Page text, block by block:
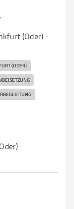
(Oder) -
(ODER)